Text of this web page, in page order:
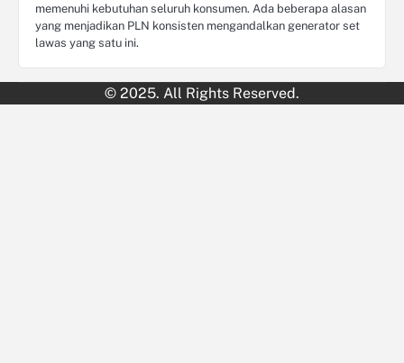
memenuhi kebutuhan seluruh konsumen. Ada beberapa alasan
yang menjadikan PLN konsisten mengandalkan generator set
lawas yang satu ini.
© 2025. All Rights Reserved.